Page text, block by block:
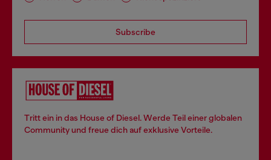
Subscribe
Tritt ein in das House of Diesel. Werde Teil einer globalen
Community und freue dich auf exklusive Vorteile.